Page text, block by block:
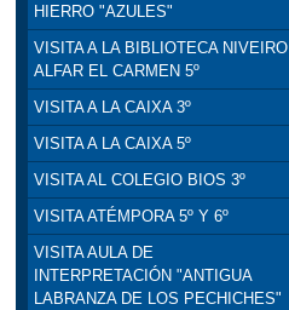
HIERRO "AZULES"
VISITA A LA BIBLIOTECA NIVEIRO
ALFAR EL CARMEN 5º
VISITA A LA CAIXA 3º
VISITA A LA CAIXA 5º
VISITA AL COLEGIO BIOS 3º
VISITA ATÉMPORA 5º Y 6º
VISITA AULA DE
INTERPRETACIÓN "ANTIGUA
LABRANZA DE LOS PECHICHES"